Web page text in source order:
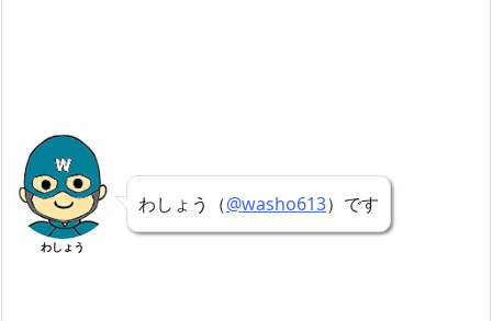
わしょう
わしょう（@washo613）です